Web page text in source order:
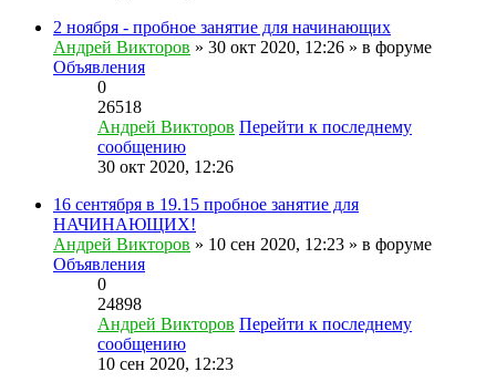
2 ноября - пробное занятие для начинающих
Андрей Викторов » 30 окт 2020, 12:26 » в форуме
Объявления
0
26518
Андрей Викторов Перейти к последнему
сообщению
30 окт 2020, 12:26
16 сентября в 19.15 пробное занятие для
НАЧИНАЮЩИХ!
Андрей Викторов » 10 сен 2020, 12:23 » в форуме
Объявления
0
24898
Андрей Викторов Перейти к последнему
сообщению
10 сен 2020, 12:23